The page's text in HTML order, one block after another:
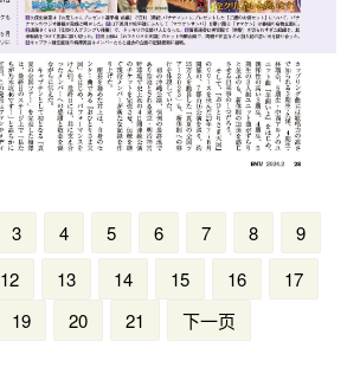
3 4 5 6 7 8
9
12 13 14 15 16
17
19 20 21 下一页